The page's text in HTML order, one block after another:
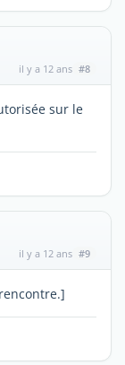
il y a 12 ans #8
sur le
il y a 12 ans #9